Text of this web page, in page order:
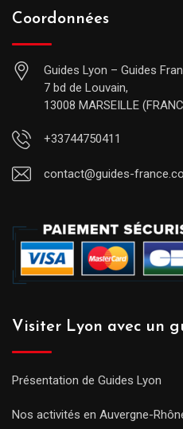
Coordonnées
Guides Lyon – Guides
7 bd de Louvain,
13008 MARSEILLE
+33744750411
contact@guides-
Visiter Lyon avec un
Présentation de Guides Lyon
Nos activités en Auvergne-